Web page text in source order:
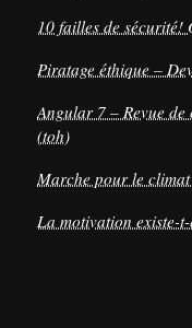
10 failles de sécurité!
Piratage éthique –
Angular 7 – Revue
(toh)
Marche pour le
La motivation existe-